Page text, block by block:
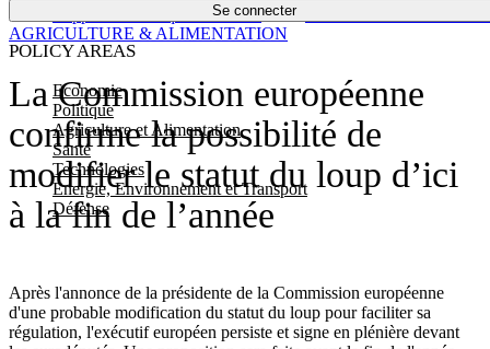
Se connecter
POLICY AREAS
Economie
Politique
Agriculture et Alimentation
Santé
Technologies
Energie, Environnement et Transport
Défense
Économie
La Commission européenne
confirme la possibilité de
modifier le statut du loup d’ici
à la fin de l’année
Après l'annonce de la présidente de la Commission européenne
d'une probable modification du statut du loup pour faciliter sa
régulation, l'exécutif européen persiste et signe en plénière devant
AGRICULTURE & ALIMENTATION